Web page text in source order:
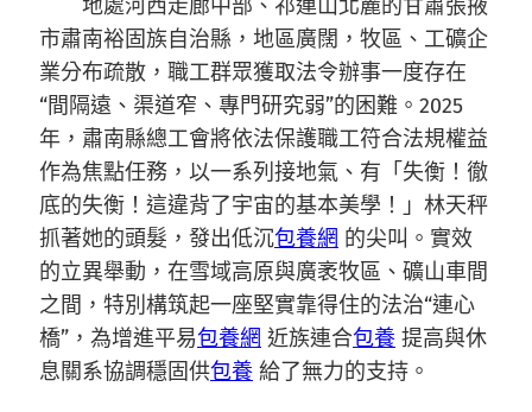
地處河西走廊中部、祁連山北麓的甘肅張掖
市肅南裕固族自治縣，地區廣闊，牧區、工礦企
業分布疏散，職工群眾獲取法令辦事一度存在
“間隔遠、渠道窄、專門研究弱”的困難。2025
年，肅南縣總工會將依法保護職工符合法規權益
作為焦點任務，以一系列接地氣、有「失衡！徹
底的失衡！這違背了宇宙的基本美學！」林天秤
抓著她的頭髮，發出低沉包養網 的尖叫。實效
的立異舉動，在雪域高原與廣袤牧區、礦山車間
之間，特別構筑起一座堅實靠得住的法治“連心
橋”，為增進平易包養網 近族連合包養 提高與休
息關系協調穩固供包養 給了無力的支持。